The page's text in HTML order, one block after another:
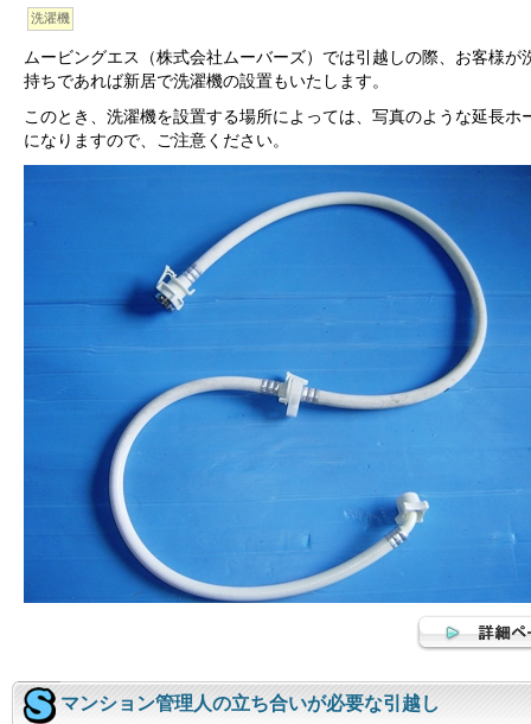
洗濯機
ムービングエス（株式会社ムーバーズ）では引越しの際、お客様が
持ちであれば新居で洗濯機の設置もいたします。
このとき、洗濯機を設置する場所によっては、写真のような延長ホ
になりますので、ご注意ください。
マンション管理人の立ち合いが必要な引越し